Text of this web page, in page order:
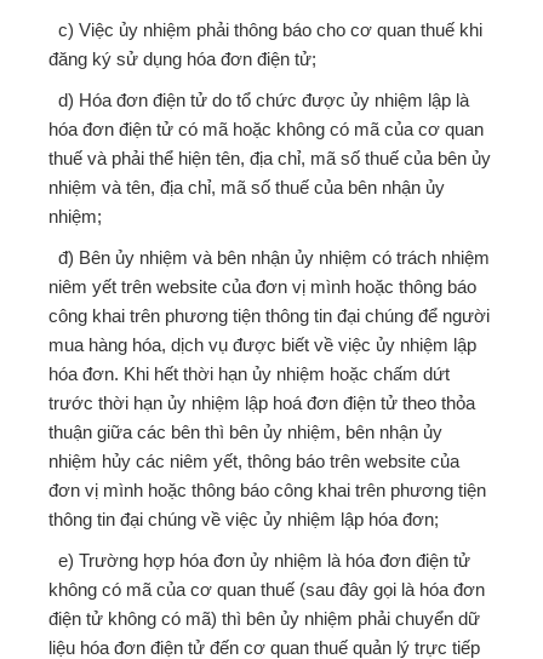
c) Việc ủy nhiệm phải thông báo cho cơ quan thuế khi
đăng ký sử dụng hóa đơn điện tử;
d) Hóa đơn điện tử do tổ chức được ủy nhiệm lập là
hóa đơn điện tử có mã hoặc không có mã của cơ quan
thuế và phải thể hiện tên, địa chỉ, mã số thuế của bên ủy
nhiệm và tên, địa chỉ, mã số thuế của bên nhận ủy
nhiệm;
đ) Bên ủy nhiệm và bên nhận ủy nhiệm có trách nhiệm
niêm yết trên website của đơn vị mình hoặc thông báo
công khai trên phương tiện thông tin đại chúng để người
mua hàng hóa, dịch vụ được biết về việc ủy nhiệm lập
hóa đơn. Khi hết thời hạn ủy nhiệm hoặc chấm dứt
trước thời hạn ủy nhiệm lập hoá đơn điện tử theo thỏa
thuận giữa các bên thì bên ủy nhiệm, bên nhận ủy
nhiệm hủy các niêm yết, thông báo trên website của
đơn vị mình hoặc thông báo công khai trên phương tiện
thông tin đại chúng về việc ủy nhiệm lập hóa đơn;
e) Trường hợp hóa đơn ủy nhiệm là hóa đơn điện tử
không có mã của cơ quan thuế (sau đây gọi là hóa đơn
điện tử không có mã) thì bên ủy nhiệm phải chuyển dữ
liệu hóa đơn điện tử đến cơ quan thuế quản lý trực tiếp